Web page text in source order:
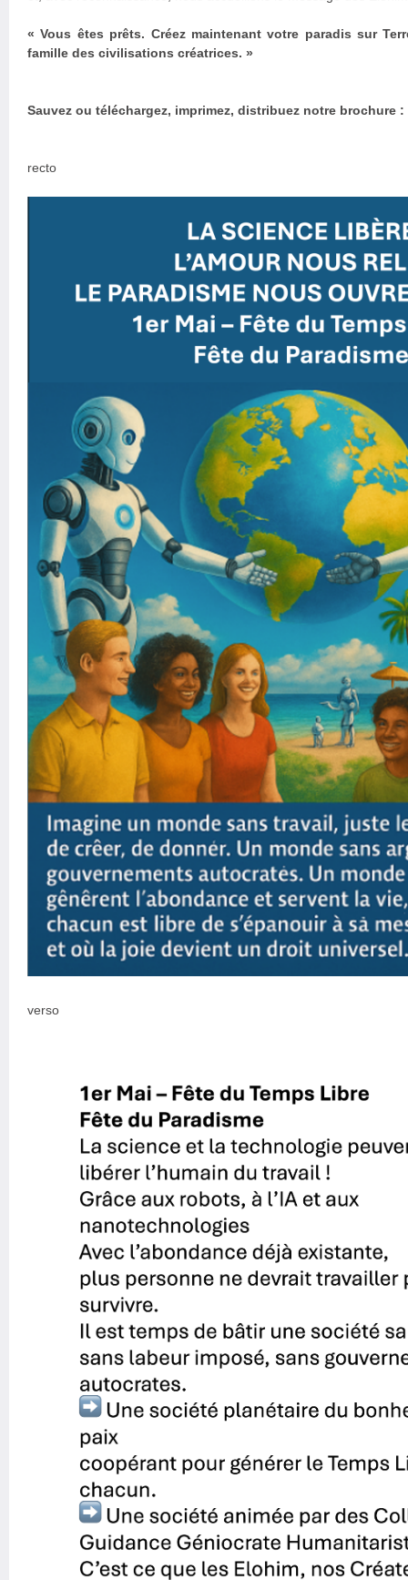
« Vous êtes prêts. Créez maintenant votre paradis sur
famille des civilisations créatrices. »
Sauvez ou téléchargez, imprimez, distribuez notre brochure :
recto
verso